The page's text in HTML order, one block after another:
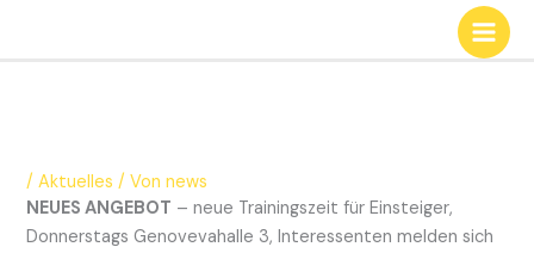
/Aktuelles / Vonnews
NEUES ANGEBOT – neue Trainingszeit für Einsteiger,
Donnerstags Genovevahalle 3, Interessenten melden sich